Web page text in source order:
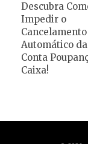
Descubra
Impedir o
Cancelamento
Automático da
Conta
Caixa!